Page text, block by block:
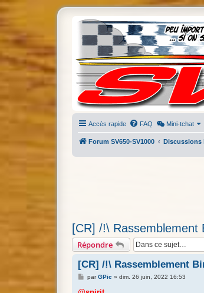
Accès rapide FAQ Mini-tchat
Forum SV650-SV1000 Discussions
[CR] /!\
Répondre
[CR] /!\ Rassemblement
M
s
parGPic » dim. 26 juin, 2022 16:53